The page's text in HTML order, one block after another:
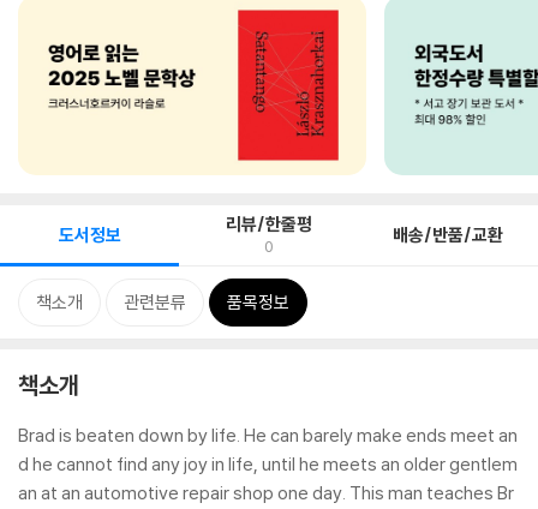
도서정보 리뷰/한줄평
0 배송/반품/교환
책소개 관련분류 품목정보
책소개
Brad is beaten down by life. He can barely make ends meet an
d he cannot find any joy in life, until he meets an older gentlem
an at an automotive repair shop one day. This man teaches Br